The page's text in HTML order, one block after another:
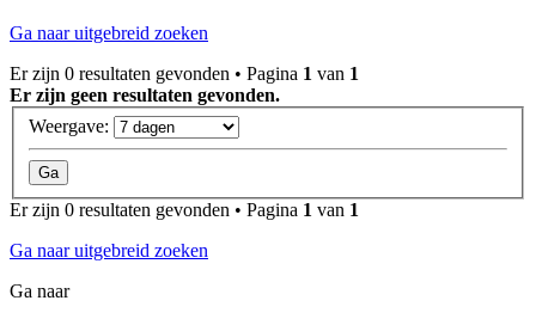
Ga naar uitgebreid zoeken
Er zijn 0 resultaten gevonden • Pagina 1 van 1
Er zijn geen resultaten gevonden.
Weergave:
Er zijn 0 resultaten gevonden • Pagina 1 van 1
Ga naar uitgebreid zoeken
Ga naar